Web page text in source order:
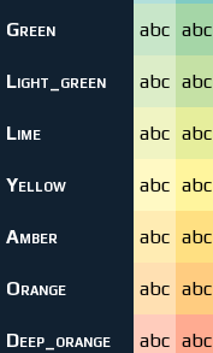
Green abc abc
Light_green abc abc
Lime abc abc
Yellow abc abc
Amber abc abc
Orange abc abc
Deep_orange abc abc